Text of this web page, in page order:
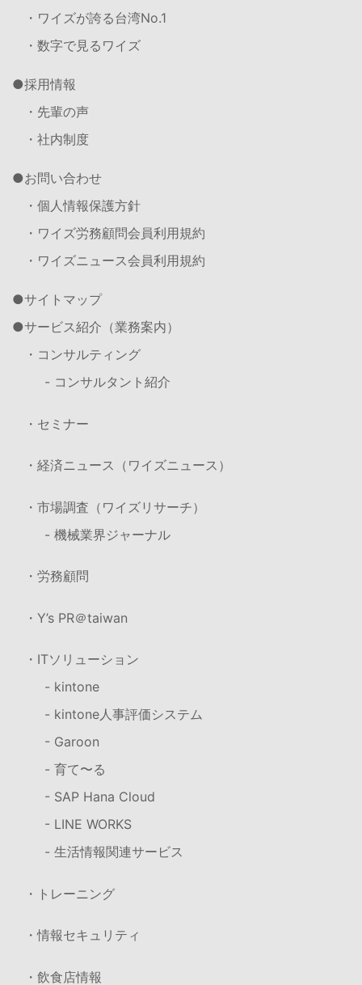
・ワイズが誇る台湾No.1
・数字で見るワイズ
採用情報
・先輩の声
・社内制度
お問い合わせ
・個人情報保護方針
・ワイズ労務顧問会員利用規約
・ワイズニュース会員利用規約
サイトマップ
サービス紹介（業務案内）
・コンサルティング
- コンサルタント紹介
・セミナー
・経済ニュース（ワイズニュース）
・市場調査（ワイズリサーチ）
- 機械業界ジャーナル
・労務顧問
・Y’s PR＠taiwan
・ITソリューション
- kintone
- kintone人事評価システム
- Garoon
- 育て〜る
- SAP Hana Cloud
- LINE WORKS
- 生活情報関連サービス
・トレーニング
・情報セキュリティ
・飲食店情報